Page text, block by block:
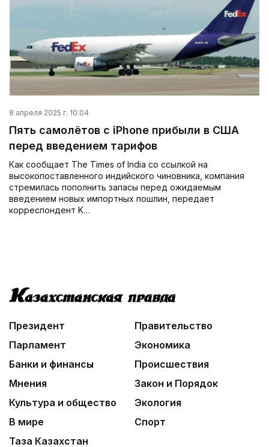
8 апреля 2025 г. 10:04
Пять самолётов с iPhone прибыли в США
перед введением тарифов
Как сообщает The Times of India со ссылкой на
высокопоставленного индийского чиновника, компания
стремилась пополнить запасы перед ожидаемым
введением новых импортных пошлин, передает
корреспондент K…
Президент
Правительство
Парламент
Экономика
Банки и финансы
Происшествия
Мнения
Закон и Порядок
Культура и общество
Экология
В мире
Спорт
Таза Казахстан